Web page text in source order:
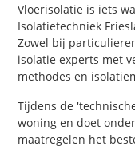
Vloerisolatie is iets
Isolatietechniek
Zowel bij
isolatie experts met
methodes en
Tijdens de
woning en doet
maatregelen het